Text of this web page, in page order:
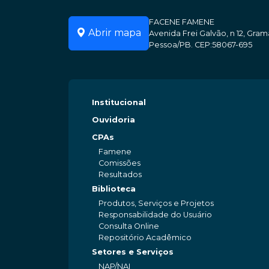
Abrir mapa
FACENE FAMENE
Avenida Frei Galvão, n 12,
Pessoa/PB. CEP:58067-695
Institucional
Ouvidoria
CPAs
Famene
Comissões
Resultados
Biblioteca
Produtos, Serviços e Projetos
Responsabilidade do Usuário
Consulta Online
Repositório Acadêmico
Setores e Serviços
NAP/NAI